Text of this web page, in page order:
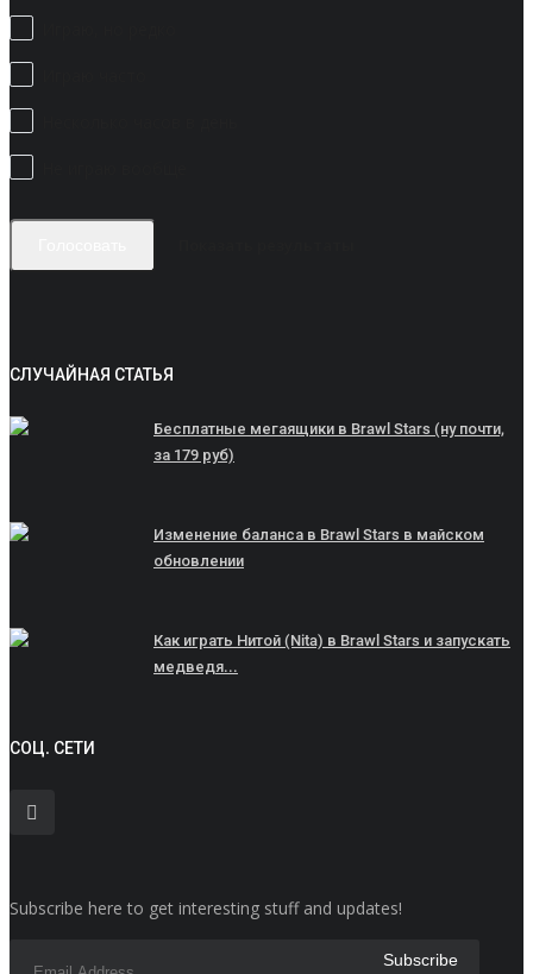
СЛУЧАЙНАЯ СТАТЬЯ
Бесплатные мегаящики в Brawl Stars (ну почти,
за 179 руб)
Изменение баланса в Brawl Stars в майском
обновлении
Как играть Нитой (Nita) в Brawl Stars и запускать
медведя...
СОЦ. СЕТИ
Subscribe here to get interesting stuff and updates!